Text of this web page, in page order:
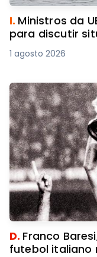
I. Ministros da
para discutir
1 agosto 2026
D. Franco
futebol italiano